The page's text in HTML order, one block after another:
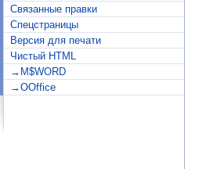
Связанные правки
Спецстраницы
Версия для печати
Чистый HTML
→M$WORD
→OOffice